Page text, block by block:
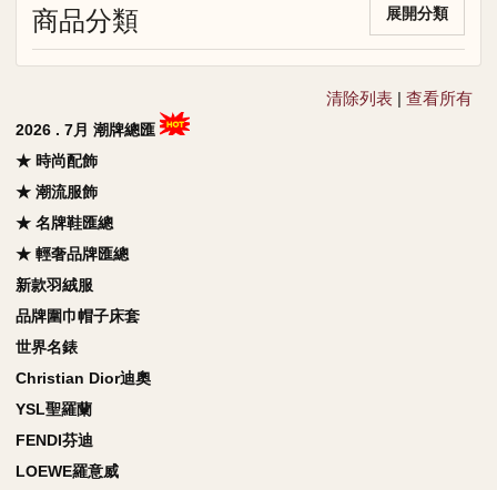
商品分類 展開分類
清除列表 | 查看所有
2026 . 7月 潮牌總匯
★ 時尚配飾
★ 潮流服飾
★ 名牌鞋匯總
★ 輕奢品牌匯總
新款羽絨服
品牌圍巾帽子床套
世界名錶
Christian Dior迪奧
YSL聖羅蘭
FENDI芬迪
LOEWE羅意威